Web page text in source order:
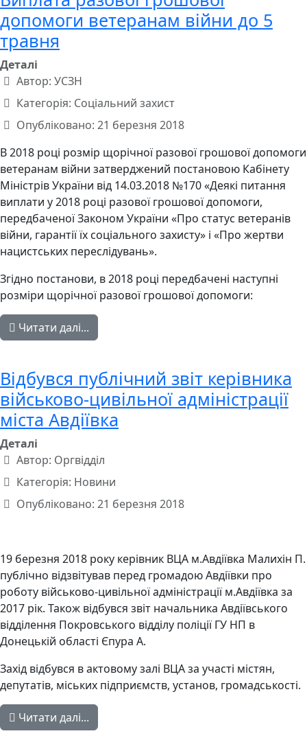
допомоги ветеранам війни до 5
травня
Деталі
Автор: УСЗН
Категорія: Соціальний захист
Опубліковано: 21 березня 2018
В 2018 році розмір щорічної разової грошової допомоги
ветеранам війни затверджений постановою Кабінету
Міністрів України від 14.03.2018 №170 «Деякі питання
виплати у 2018 році разової грошової допомоги,
передбаченої Законом України «Про статус ветеранів
війни, гарантії їх соціального захисту» і «Про жертви
нацистських переслідувань».
Згідно постанови, в 2018 році передбачені наступні
розміри щорічної разової грошової допомоги:
Читати далі...
Відбувся публічний звіт керівника
військово-цивільної адміністрації
міста Авдіївка
Деталі
Автор: Оргвідділ
Категорія: Новини
Опубліковано: 21 березня 2018
19 березня 2018 року керівник ВЦА м.Авдіївка Малихін П.
публічно відзвітував перед громадою Авдіївки про
роботу військово-цивільної адміністрації м.Авдіївка за
2017 рік. Також відбувся звіт начальника Авдіївського
відділення Покровського відділу поліції ГУ НП в
Донецькій області Єпура А.
Захід відбувся в актовому залі ВЦА за участі містян,
депутатів, міських підприємств, установ, громадськості.
Читати далі...